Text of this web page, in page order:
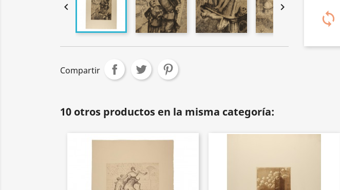
 
Compartir
10 otros productos en la misma categoría: